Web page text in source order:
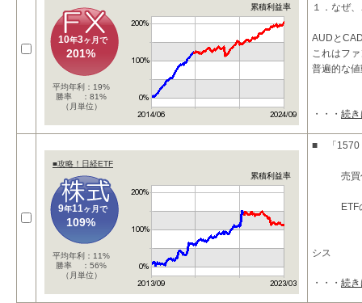
累積利益率
10年3ヶ月で
201%
平均年利：19%
勝率 ：81%
（月単位）
１．なぜ
AUDと
これはフ
普遍的な
・・・ 続
■攻略！日経ETF
累積利益率
9年11ヶ月で
109%
平均年利：11%
勝率 ：56%
（月単位）
■ 「1570
売買代金
ETFのみ
シス
・・・ 続